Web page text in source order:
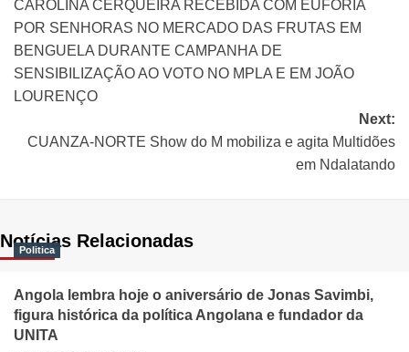
CAROLINA CERQUEIRA RECEBIDA COM EUFORIA
POR SENHORAS NO MERCADO DAS FRUTAS EM
BENGUELA DURANTE CAMPANHA DE
SENSIBILIZAÇÃO AO VOTO NO MPLA E EM JOÃO
LOURENÇO
Next:
CUANZA-NORTE Show do M mobiliza e agita Multidões
em Ndalatando
Notícias Relacionadas
Politica
Angola lembra hoje o aniversário de Jonas Savimbi,
figura histórica da política Angolana e fundador da
UNITA